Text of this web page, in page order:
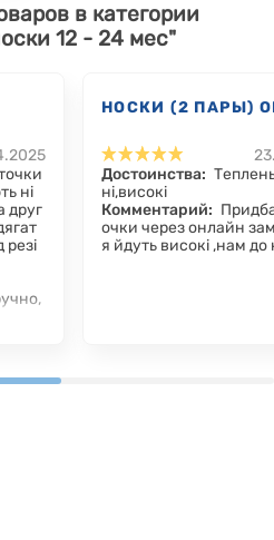
в категории
12 - 24 мес"
ні
друг
резі
НОСКИ (2 ПАРЫ)
Достоинства:
ні,високі
Комментарий:
очки через онлайн
я йдуть високі ,нам до